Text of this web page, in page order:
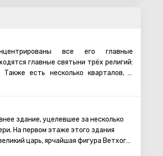
все его главные
главные святыни трёх религий:
Также есть несколько кварталов, в
армяне. Несмотря на то, что армяне
не бывает туристических
памятники старинной архитектуры,
Давида, Храм Гроба Господня,
Стена Плача и многие другие
для посещения туристами.
здание, уцелевшее за несколько
На первом этаже этого здания
царь, ярчайшая фигура Ветхого
государство, сделав Иерусалим его